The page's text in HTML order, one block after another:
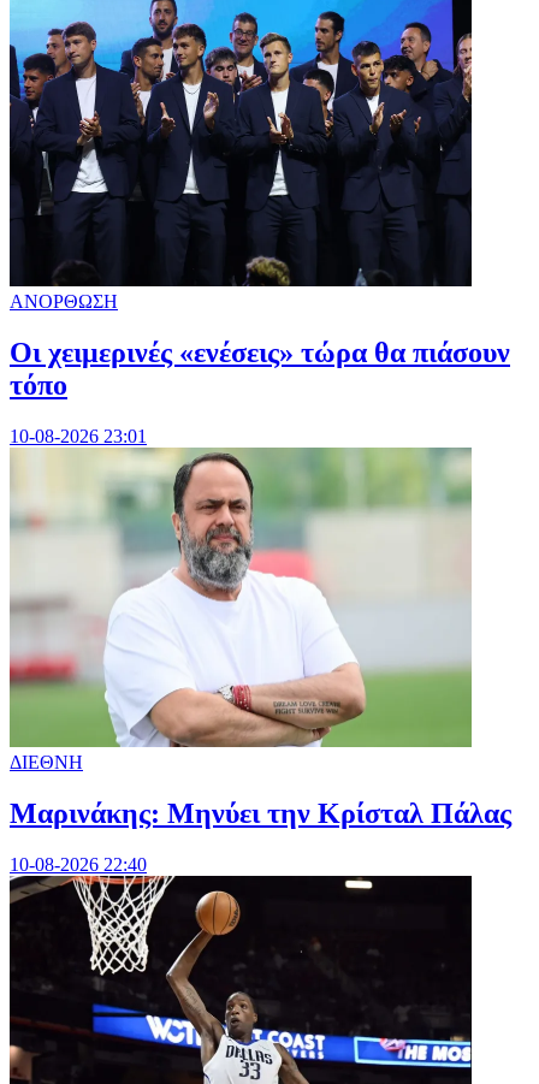
ΑΝΟΡΘΩΣΗ
Οι χειμερινές «ενέσεις» τώρα θα πιάσουν
τόπο
10-08-2026 23:01
ΔΙΕΘΝΗ
Μαρινάκης: Μηνύει την Κρίσταλ Πάλας
10-08-2026 22:40